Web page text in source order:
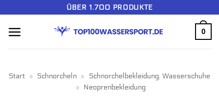
springen
ÜBER 1.700 PRODUKTE
0
Start » Schnorcheln »
Schnorchelbekleidung, Wasserschuhe
» Neoprenbekleidung